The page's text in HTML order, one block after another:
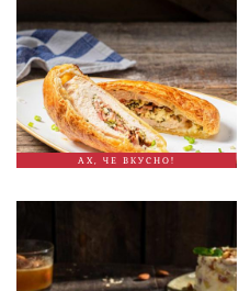
АХ, ЧЕ ВКУСНО!